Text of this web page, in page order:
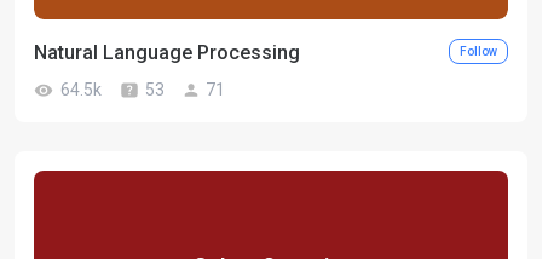
Natural Language Processing Follow
64.5k 53 71